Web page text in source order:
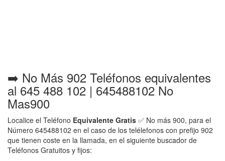
➡️ No Más 902 Teléfonos equivalentes
al 645 488 102 | 645488102 No
Mas900
Localice el Teléfono Equivalente Gratis ✅ No más 900, para el
Número 645488102 en el caso de los telélefonos con prefijo 902
que tienen coste en la llamada, en el siguiente buscador de
Teléfonos Gratuitos y fijos: